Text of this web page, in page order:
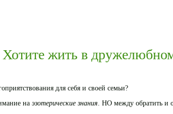
Хотите жить в
для себя и своей семьи?
на эзотерические знания. НО между обратить и